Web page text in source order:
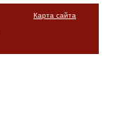
Карта сайта